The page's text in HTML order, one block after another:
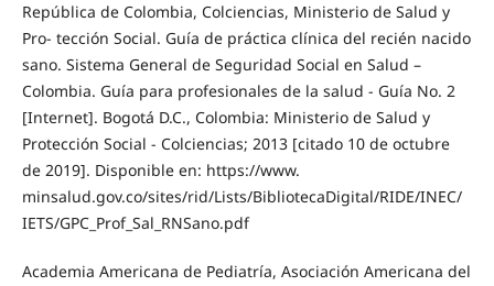
República de Colombia, Colciencias, Ministerio de Salud y
Pro- tección Social. Guía de práctica clínica del recién nacido
sano. Sistema General de Seguridad Social en Salud –
Colombia. Guía para profesionales de la salud - Guía No. 2
[Internet]. Bogotá D.C., Colombia: Ministerio de Salud y
Protección Social - Colciencias; 2013 [citado 10 de octubre
de 2019]. Disponible en: https://www.
minsalud.gov.co/sites/rid/Lists/BibliotecaDigital/RIDE/INEC/
IETS/GPC_Prof_Sal_RNSano.pdf
Academia Americana de Pediatría, Asociación Americana del